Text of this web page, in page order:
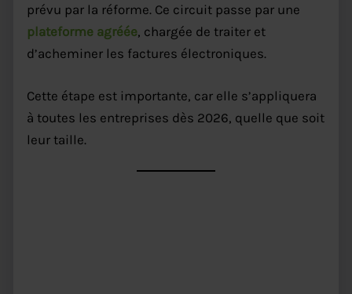
prévu par la réforme. Ce circuit passe par une
plateforme agréée, chargée de traiter et
d’acheminer les factures électroniques.
Cette étape est importante, car elle s’appliquera
à toutes les entreprises dès 2026, quelle que soit
leur taille.